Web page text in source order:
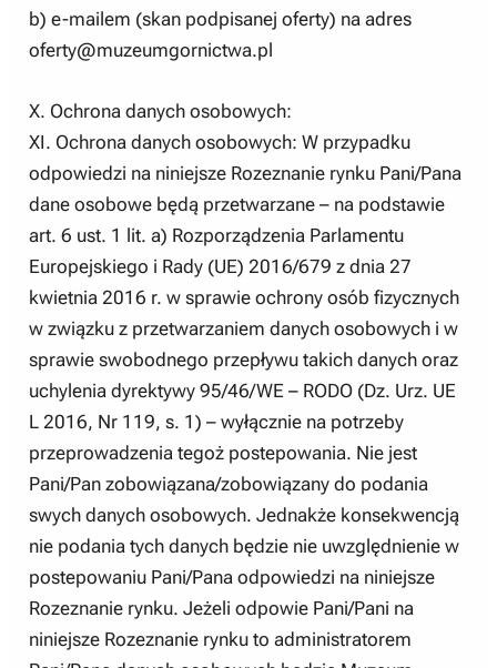
b) e-mailem (skan podpisanej oferty) na adres
oferty@muzeumgornictwa.pl
X. Ochrona danych osobowych:
XI. Ochrona danych osobowych: W przypadku
odpowiedzi na niniejsze Rozeznanie rynku Pani/Pana
dane osobowe będą przetwarzane – na podstawie
art. 6 ust. 1 lit. a) Rozporządzenia Parlamentu
Europejskiego i Rady (UE) 2016/679 z dnia 27
kwietnia 2016 r. w sprawie ochrony osób fizycznych
w związku z przetwarzaniem danych osobowych i w
sprawie swobodnego przepływu takich danych oraz
uchylenia dyrektywy 95/46/WE – RODO (Dz. Urz. UE
L 2016, Nr 119, s. 1) – wyłącznie na potrzeby
przeprowadzenia tegoż postepowania. Nie jest
Pani/Pan zobowiązana/zobowiązany do podania
swych danych osobowych. Jednakże konsekwencją
nie podania tych danych będzie nie uwzględnienie w
postepowaniu Pani/Pana odpowiedzi na niniejsze
Rozeznanie rynku. Jeżeli odpowie Pani/Pani na
niniejsze Rozeznanie rynku to administratorem